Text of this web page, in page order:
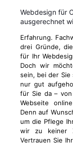
Webdesign für
ausgerechnet
Erfahrung.
drei Gründe,
für Ihr
Doch wir
sein, bei der Sie
nur gut
für Sie da –
Webseite
Denn auf
um die Pflege
wir zu keiner
Vertrauen Sie